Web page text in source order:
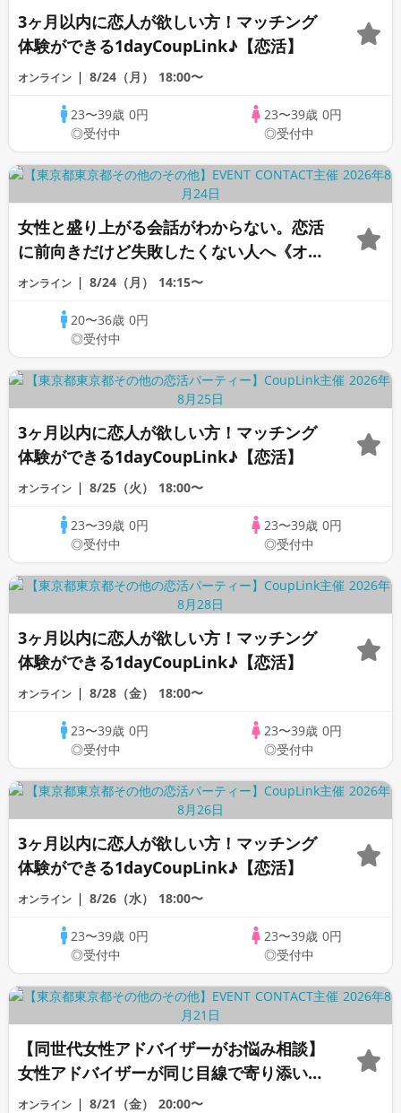
3ヶ月以内に恋人が欲しい方！マッチング
体験ができる1dayCoupLink♪【恋活】
オンライン 8/24（月） 18:00〜
23〜39歳0円
◎受付中
23〜39歳 0円
◎受付中
女性と盛り上がる会話がわからない。恋活
に前向きだけど失敗したくない人へ《オン
ライン恋愛相談室》
オンライン 8/24（月） 14:15〜
20〜36歳0円
◎受付中
3ヶ月以内に恋人が欲しい方！マッチング
体験ができる1dayCoupLink♪【恋活】
オンライン 8/25（火） 18:00〜
23〜39歳0円
◎受付中
23〜39歳 0円
◎受付中
3ヶ月以内に恋人が欲しい方！マッチング
体験ができる1dayCoupLink♪【恋活】
オンライン 8/28（金） 18:00〜
23〜39歳0円
◎受付中
23〜39歳 0円
◎受付中
3ヶ月以内に恋人が欲しい方！マッチング
体験ができる1dayCoupLink♪【恋活】
オンライン 8/26（水） 18:00〜
23〜39歳0円
◎受付中
23〜39歳 0円
◎受付中
【同世代女性アドバイザーがお悩み相談】
女性アドバイザーが同じ目線で寄り添いま
す！《女性のための恋愛相談室》
オンライン 8/21（金） 20:00〜